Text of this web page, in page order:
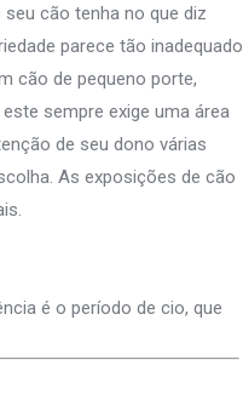
cão tenha no que diz
parece tão inadequado
cão de pequeno porte,
sempre exige uma área
de seu dono várias
As exposições de cão
é o período de cio, que